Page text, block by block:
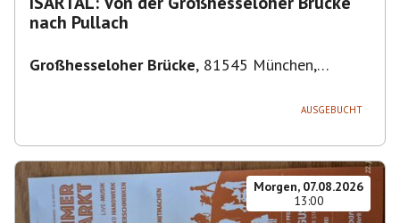
nach Pullach
Großhesseloher Brücke, 81545 München,
AUSGEBUCHT
Morgen, 07.08.2026
13:00